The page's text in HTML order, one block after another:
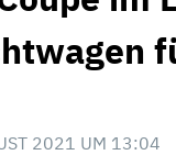
2021 UM 13:04